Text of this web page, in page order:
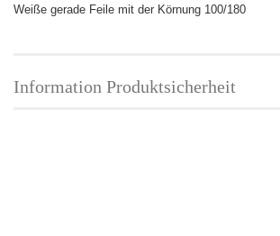
Weiße gerade Feile mit der Körnung 100/180
Information Produktsicherheit